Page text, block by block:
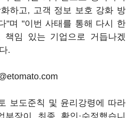
하고, 고객 정보 보호 강화 방
"며 "이번 사태를 통해 다시 한
책임 있는 기업으로 거듭나겠
.
보도준칙 및 윤리강령에 따라
부장이 최종 확인·수정했습니